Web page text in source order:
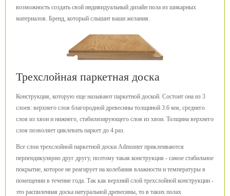
возможность создать свой индивидуальный дизайн пола из шикарных
материалов. Бренд, который слышит ваши желания.
Трехслойная паркетная доска
Конструкция, которую еще называют паркетной доской. Состоит она из 3
слоев: верхнего слоя благородной древесины толщиной 3.6 мм, среднего
слоя из хвои и нижнего, стабилизирующего слоя из хвои. Толщина верхнего
слоя позволяет циклевать паркет до 4 раз.
Все слои трехслойной паркетной доски Admonter приклеиваются
перпендикулярно друг другу, поэтому такая конструкция - самое стабильное
покрытие, которое не реагирует на колебания влажности и температуры в
помещении в течение года. Так как верхний слой трехслойной конструкции -
это распиленная доска натуральной древесины, то в таких полах